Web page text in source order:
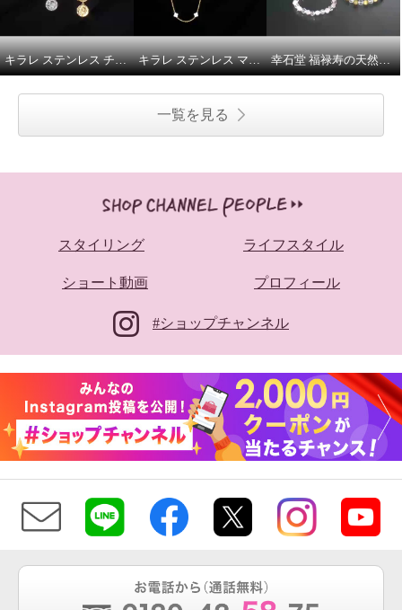
キラレ ステンレス チャンキーチェーン トグル＆バー コインチャームネックレス キラレ ステンレス マザーオブパール クローバーモティーフ ピアス／ステーション ロングネックレス 幸石堂 福禄寿の天然石 輝くオールスターカット ジェムストーン＆水晶 開運祈願ブレスレット
一覧を見る
スタイリング ライフスタイル
ショート動画 プロフィール
#ショップチャンネル